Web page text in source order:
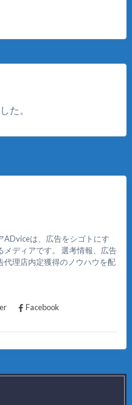
た。
ADviceは、広告をシゴトにす
メディアです。 選考情報、広告
代理店内定獲得のノウハウを配
Facebook